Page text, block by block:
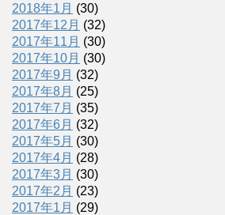
2018年1月 (30)
2017年12月 (32)
2017年11月 (30)
2017年10月 (30)
2017年9月 (32)
2017年8月 (25)
2017年7月 (35)
2017年6月 (32)
2017年5月 (30)
2017年4月 (28)
2017年3月 (30)
2017年2月 (23)
2017年1月 (29)